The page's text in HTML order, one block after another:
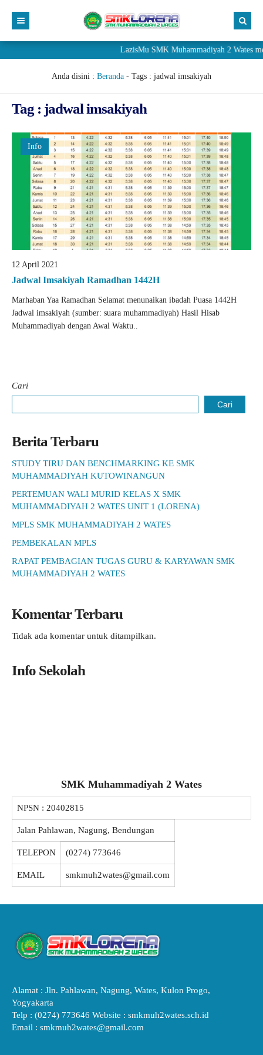
LazisMu SMK Muhammadiyah 2 Wates
Anda disini : Beranda - Tags : jadwal imsakiyah
Tag : jadwal imsakiyah
Info
12 April 2021
Jadwal Imsakiyah Ramadhan 1442H
Marhaban Yaa Ramadhan Selamat menunaikan ibadah Puasa 1442H
Jadwal imsakiyah (sumber: suara muhammadiyah) Hasil Hisab
Muhammadiyah dengan Awal Waktu..
Cari
Cari
Berita Terbaru
STUDY TIRU DAN BENCHMARKING KE SMK
MUHAMMADIYAH KUTOWINANGUN
PERTEMUAN WALI MURID KELAS X SMK
MUHAMMADIYAH 2 WATES UNIT 1 (LORENA)
MPLS SMK MUHAMMADIYAH 2 WATES
PEMBEKALAN MPLS
RAPAT PEMBAGIAN TUGAS GURU & KARYAWAN SMK
MUHAMMADIYAH 2 WATES
Komentar Terbaru
Tidak ada komentar untuk ditampilkan.
Info Sekolah
SMK Muhammadiyah 2 Wates
NPSN : 20402815
Jalan Pahlawan, Nagung, Bendungan
TELEPON (0274) 773646
EMAIL smkmuh2wates@gmail.com
Alamat : Jln. Pahlawan, Nagung, Wates, Kulon Progo,
Yogyakarta
Telp : (0274) 773646 Website : smkmuh2wates.sch.id
Email : smkmuh2wates@gmail.com